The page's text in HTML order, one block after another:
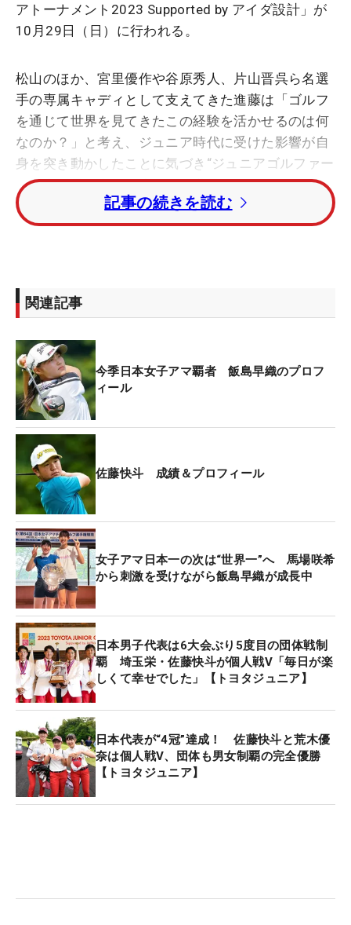
アトーナメント2023 Supported by アイダ設計」が
10月29日（日）に行われる。
松山のほか、宮里優作や谷原秀人、片山晋呉ら名選
手の専属キャディとして支えてきた進藤は「ゴルフ
を通じて世界を見てきたこの経験を活かせるのは何
なのか？」と考え、ジュニア時代に受けた影響が自
身を突き動かしたことに気づき“ジュニアゴルファー
に最高の思い出と、少しでも世界を知ってもらえる
ような場を”提供するために今大会を主催した。今年
で3回目となる。
達に世界で羽ばたいてほしい。そして10年、20年、
30年後にゴルフを通じて次の世代に恩返しをしてく
界への扉を開くサポートをしていけるように考えて
います。まずは第一歩。このような舞台を作れたこ
と、支えていただいている皆様に最大級の感謝の気
持ちを胸に精一杯ジュニア育成という大きな道を進
んでいきます」と、思いを明かしている。
舞台はセブンハンドレッドクラブ（栃木県）。進藤
は「この試合ではゴルフの楽しさをより感じてもら
うため、アグレッシブな姿勢、最後まであきらめな
い気持ちを養ってほしい」という願いから、ストロ
ークプレーではなく、他のジュニア大会では見られ
ない1日競技のステーブルフォード方式 （※）にて順
位を決定する競技形式となっている。ボギーを打た
ないことよりもバーディを取ることが重要になる競
技方法に、“攻める気持ち”を大事にする進藤の思い
が詰まっている。
今大会の開催に向けて、きょう7月17日（月）から8
月31日（木）までの期間でエントリーが開始。カテ
ゴリーは高校男子・女子、中学男子・女子の4部門
となっている。
記事の続きを読む
関連記事
今季日本女子アマ覇者 飯島早織のプロフ
ィール
佐藤快斗 成績＆プロフィール
女子アマ日本一の次は“世界一”へ 馬場咲希
から刺激を受けながら飯島早織が成長中
日本男子代表は6大会ぶり5度目の団体戦制
覇 埼玉栄・佐藤快斗が個人戦V「毎日が楽
しくて幸せでした」【トヨタジュニア】
日本代表が“4冠”達成！ 佐藤快斗と荒木優
奈は個人戦V、団体も男女制覇の完全優勝
【トヨタジュニア】